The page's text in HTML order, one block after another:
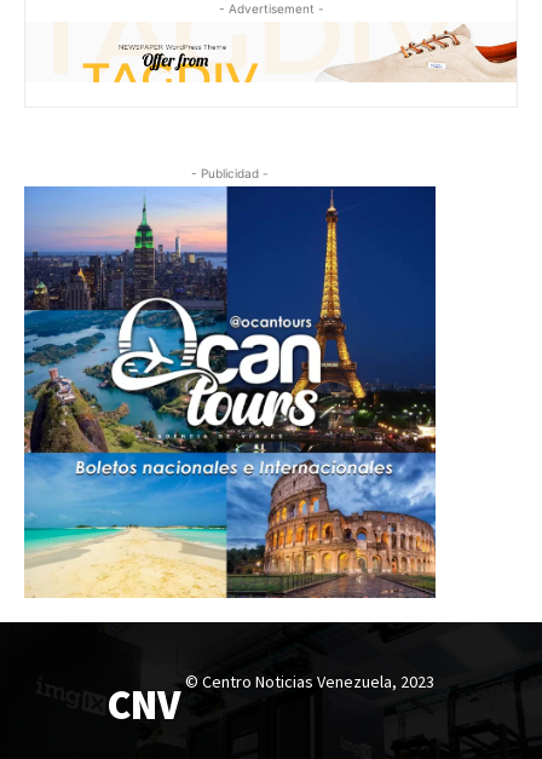
- Advertisement -
- Publicidad -
CNV © Centro Noticias Venezuela, 2023